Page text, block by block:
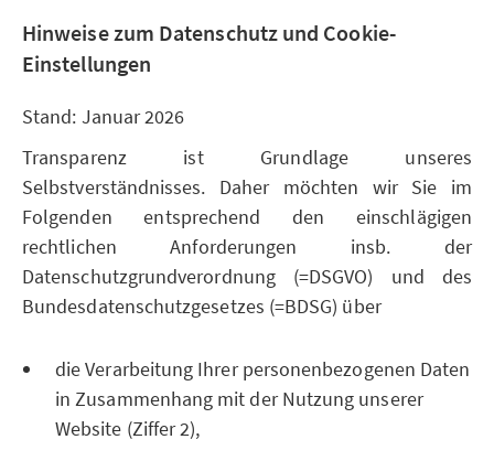
Hinweise zum Datenschutz und Cookie-
Einstellungen
Stand: Januar 2026
Transparenz ist Grundlage unseres
Selbstverständnisses. Daher möchten wir Sie im
Folgenden entsprechend den einschlägigen
rechtlichen Anforderungen insb. der
Datenschutzgrundverordnung (=DSGVO) und des
Bundesdatenschutzgesetzes (=BDSG) über
die Verarbeitung Ihrer personenbezogenen Daten
in Zusammenhang mit der Nutzung unserer
Website (Ziffer 2),